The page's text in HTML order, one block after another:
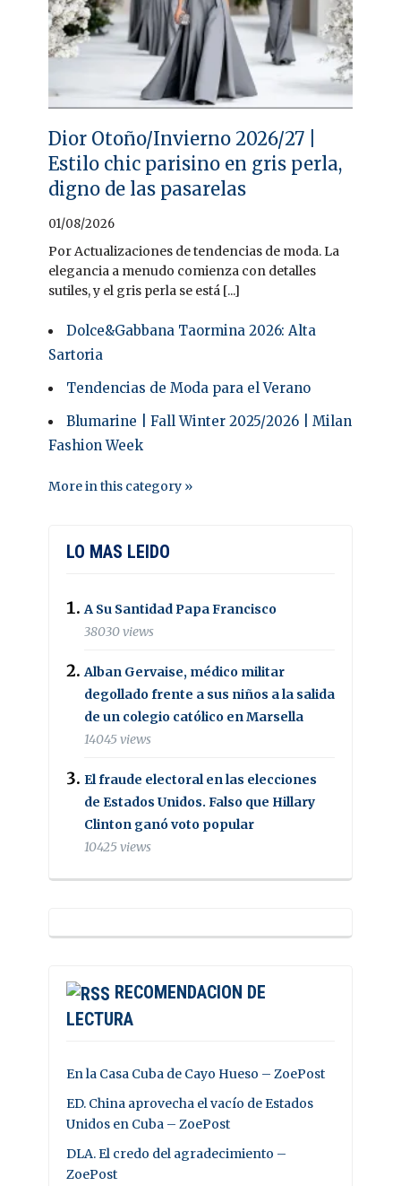
Dior Otoño/Invierno 2026/27 |
Estilo chic parisino en gris perla,
digno de las pasarelas
01/08/2026
Por Actualizaciones de tendencias de moda. La
elegancia a menudo comienza con detalles
sutiles, y el gris perla se está [...]
Dolce&Gabbana Taormina 2026: Alta
Sartoria
Tendencias de Moda para el Verano
Blumarine | Fall Winter 2025/2026 | Milan
Fashion Week
More in this category »
LO MAS LEIDO
A Su Santidad Papa Francisco
38030 views
Alban Gervaise, médico militar
degollado frente a sus niños a la salida
de un colegio católico en Marsella
14045 views
El fraude electoral en las elecciones
de Estados Unidos. Falso que Hillary
Clinton ganó voto popular
10425 views
RECOMENDACION DE
LECTURA
En la Casa Cuba de Cayo Hueso – ZoePost
ED. China aprovecha el vacío de Estados
Unidos en Cuba – ZoePost
DLA. El credo del agradecimiento –
ZoePost